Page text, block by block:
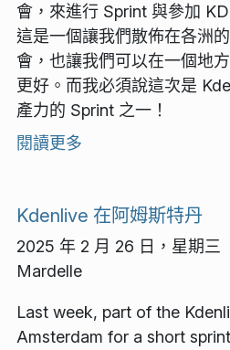
會，來進行 Sprint 與參加
這是一個讓我們散佈在各洲
會，也讓我們可以在一個地
更好。而我必須說這次是
產力的 Sprint 之一！
閱讀更多
Kdenlive 在阿姆斯特丹
2025 年 2 月 26 日，星
Mardelle
Last week, part of the
Amsterdam for a short